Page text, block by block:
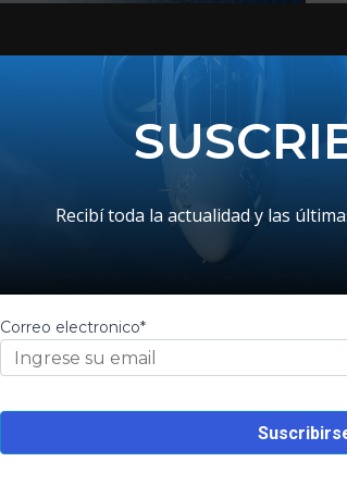
Recibí toda la actualidad y las
Correo electronico*